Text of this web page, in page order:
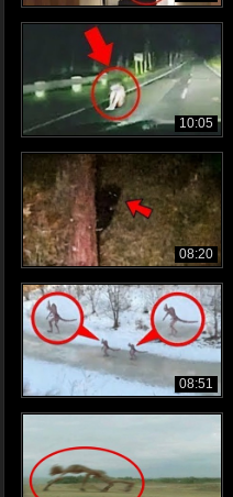
10:05
08:20
08:51